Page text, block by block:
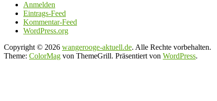
Anmelden
Eintrags-Feed
Kommentar-Feed
WordPress.org
Copyright © 2026 wangerooge-aktuell.de. Alle Rechte vorbehalten.
Theme: ColorMag von ThemeGrill. Präsentiert von WordPress.